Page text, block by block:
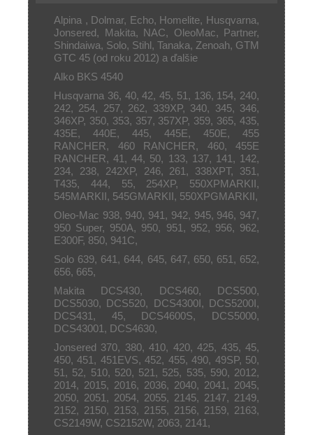
Alpina , Dolmar, Echo, Homelite, Husqvarna,
Jonsered, Makita, NAC, OleoMac, Partner,
Shindaiwa, Solo, Stihl, Tanaka, Zenoah, GTM
GTC 45 (od roku 2012) a ďalšie
Alko BKS 4540
Husqvarna 36, 40, 42, 45, 51, 136, 154, 240,
242, 254, 257, 262, 339XP, 340, 345, 346,
346XP, 350, 353, 357, 357XP, 359, 365, 435,
435E, 440E, 445, 445E, 450E, 455
RANCHER, 460 RANCHER, 460, 455E
RANCHER, 41, 44, 50, 133, 137, 141, 142,
234, 238, 242XP, 246, 261, 338XPT, 351,
T435, 444, 55, 254XP, 550XPMARKII,
545MARKII, 545GMARKII, 550XPGMARKII,
Oleo-Mac 938, 940, 941, 942, 945, 946, 947,
950 Super, 950A, 950, 951, 952, 956, 962,
E300F, 850, 941C,
Solo 639, 641, 644, 645, 647, 650, 651, 652,
656, 665,
Makita
DCS430, DCS460, DCS500,
DCS5030, DCS520, DCS4300I, DCS5200I,
DCS431, 45, DCS4600S, DCS5000,
DCS43001, DCS4630,
Jonsered 370, 380, 410, 420, 425, 435, 45,
450, 451, 451EVS, 452, 455, 490, 49SP, 50,
51, 52, 510, 520, 521, 525, 535, 590, 2012,
2014, 2015, 2016, 2036, 2040, 2041, 2045,
2050, 2051, 2054, 2055, 2145, 2147, 2149,
2152, 2150, 2153, 2155, 2156, 2159, 2163,
CS2149W, CS2152W, 2063, 2141,